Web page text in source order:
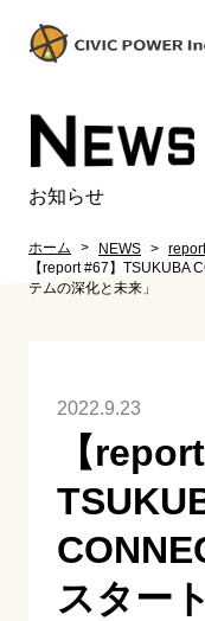
NEWS
お知らせ
ホーム NEWS
report
【report #67】TSUKUBA
テムの深化と未来」
2022.9.23
【
スター